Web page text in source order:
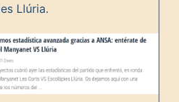
Llúria.